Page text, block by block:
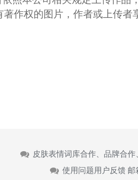
著作权的图片，作者或上传者
皮肤表情词库合作、品牌合
使用问题用户反馈 邮